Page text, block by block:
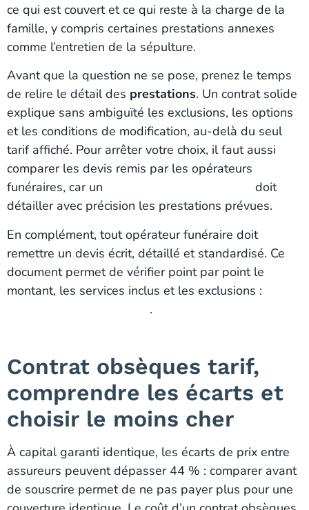
ce qui est couvert et ce qui reste à la charge de la
famille, y compris certaines prestations annexes
comme l’entretien de la sépulture.
Avant que la question ne se pose, prenez le temps
de relire le détail des prestations. Un contrat solide
explique sans ambiguïté les exclusions, les options
et les conditions de modification, au-delà du seul
tarif affiché. Pour arrêter votre choix, il faut aussi
comparer les devis remis par les opérateurs
funéraires, car un
doit
détailler avec précision les prestations prévues.
En complément, tout opérateur funéraire doit
remettre un devis écrit, détaillé et standardisé. Ce
document permet de vérifier point par point le
montant, les services inclus et les exclusions :
.
Contrat obsèques tarif,
comprendre les écarts et
choisir le moins cher
À capital garanti identique, les écarts de prix entre
assureurs peuvent dépasser 44 % : comparer avant
de souscrire permet de ne pas payer plus pour une